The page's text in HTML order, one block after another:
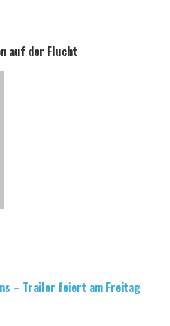
auf der Flucht
– Trailer feiert am Freitag